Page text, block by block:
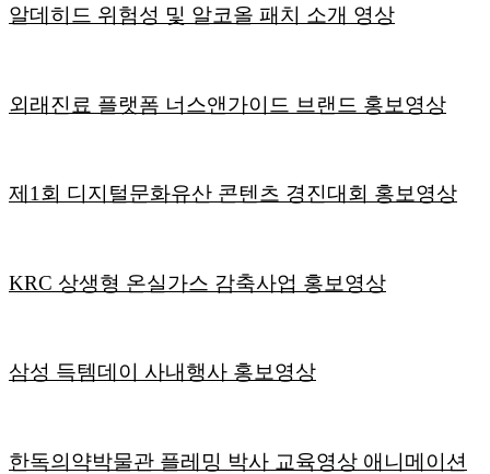
알데히드 위험성 및 알코올 패치 소개 영상
외래진료 플랫폼 너스앤가이드 브랜드 홍보영상
제1회 디지털문화유산 콘텐츠 경진대회 홍보영상
KRC 상생형 온실가스 감축사업 홍보영상
삼성 득템데이 사내행사 홍보영상
한독의약박물관 플레밍 박사 교육영상 애니메이션